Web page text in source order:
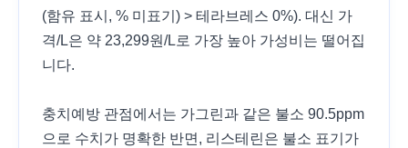
(함유 표시, % 미표기) > 테라브레스 0%). 대신 가
격/L은 약 23,299원/L로 가장 높아 가성비는 떨어집
니다.
충치예방 관점에서는 가그린과 같은 불소 90.5ppm
으로 수치가 명확한 반면, 리스테린은 불소 표기가